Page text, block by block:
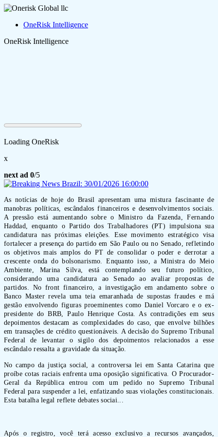
OneRisk Intelligence
OneRisk Intelligence
Loading OneRisk
x
next ad 0/5
As notícias de hoje do Brasil apresentam uma mistura fascinante de
manobras políticas, escândalos financeiros e desenvolvimentos sociais.
A pressão está aumentando sobre o Ministro da Fazenda, Fernando
Haddad, enquanto o Partido dos Trabalhadores (PT) impulsiona sua
candidatura nas próximas eleições. Esse movimento estratégico visa
fortalecer a presença do partido em São Paulo ou no Senado, refletindo
os objetivos mais amplos do PT de consolidar o poder e derrotar a
crescente onda do bolsonarismo. Enquanto isso, a Ministra do Meio
Ambiente, Marina Silva, está contemplando seu futuro político,
considerando uma candidatura ao Senado ao avaliar propostas de
partidos. No front financeiro, a investigação em andamento sobre o
Banco Master revela uma teia emaranhada de supostas fraudes e má
gestão envolvendo figuras proeminentes como Daniel Vorcaro e o ex-
presidente do BRB, Paulo Henrique Costa. As contradições em seus
depoimentos destacam as complexidades do caso, que envolve bilhões
em transações de crédito questionáveis. A decisão do Supremo Tribunal
Federal de levantar o sigilo dos depoimentos relacionados a esse
escândalo ressalta a gravidade da situação.
No campo da justiça social, a controversa lei em Santa Catarina que
proíbe cotas raciais enfrenta uma oposição significativa. O Procurador-
Geral da República entrou com um pedido no Supremo Tribunal
Federal para suspender a lei, enfatizando suas violações constitucionais.
Esta batalha legal reflete debates sociai...
Após o registro, você terá acesso exclusivo a recursos avançados,